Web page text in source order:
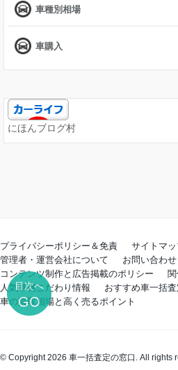
車種別相場
車購入
にほんブログ村
目次へ
GO
プライバシーポリシー＆免責
サイトマ
管理者・運営会社について
お問い合わせ
コンテンツ制作と広告掲載のポリシー
人気車種こだわり情報
おすすめ車一括
車の買取相場と高く売るポイント
© Copyright 2026 車一括査定の窓口. All rights